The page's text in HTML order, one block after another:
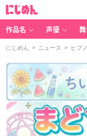
作品名 声優
にじめん > ニュース > ヒプ